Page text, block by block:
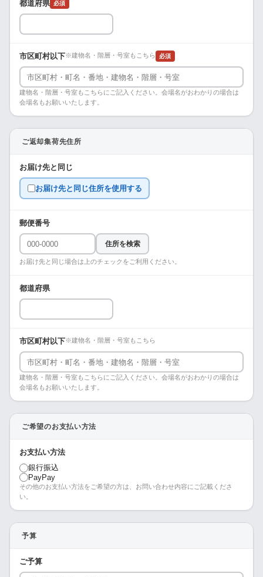
都道府県 必須
市区町村以下※建物名・階層・号室もこちら 必須
建物名・階層・号室もこちらにご記入ください。会場名がおわかりの場合は
会場名もお願いいたします。
ご返却集荷先住所
お届け先と同じ
お届け先と同じ住所を使用する
郵便番号
住所を検索
お届け先と同じ場合は上のチェックをご利用ください。
都道府県
市区町村以下※建物名・階層・号室もこちら
建物名・階層・号室もこちらにご記入ください。会場名がおわかりの場合は
会場名もお願いいたします。
ご希望のお支払い方法
お支払い方法
銀行振込
PayPay
その他のお支払い方法をご希望の方は、お問い合わせ内容にご記載くださ
い。
予算
ご予算